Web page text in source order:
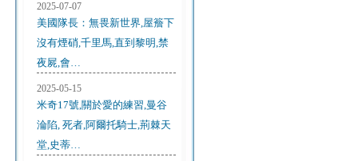
2025-07-07
美國隊長：無畏新世界,屋簷下
沒有煙硝,千里馬,直到黎明,禁
夜屍,會…
2025-05-15
米奇17號,關於愛的練習,曼谷
淪陷, 死者,阿爾托騎士,荊棘天
堂,史蒂…